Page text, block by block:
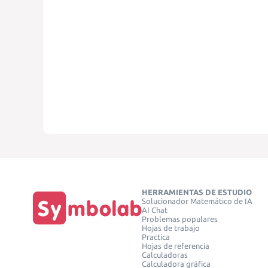
HERRAMIENTAS DE ESTUDIO
Solucionador Matemático de IA
AI Chat
Problemas populares
Hojas de trabajo
Practica
Hojas de referencia
Calculadoras
Calculadora gráfica